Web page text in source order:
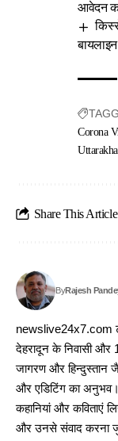
आवेदन
बायलाइन
Corona
Share This Article
ByRajesh
newslive24x7.com
देहरादून के निवासी और
जागरण और हिन्दुस्तान
और एडिटिंग का
कहानियां और कविताएं
और उनसे संवाद करना